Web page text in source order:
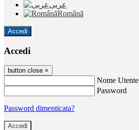
عربى
Română
Accedi
Accedi
button close ×
Nome Utente
Password
Password dimenticata?